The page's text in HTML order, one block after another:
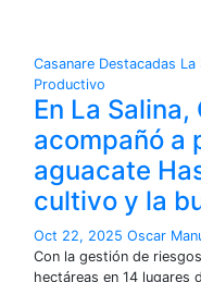
Casanare Destacadas La
Productivo
En La
acompañó a
aguacate
cultivo y la
Oct 22, 2025 Oscar
Con la gestión de
hectáreas en 14 lugares